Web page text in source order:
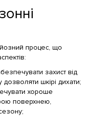
процес, що
захист від
дозволяти шкірі дихати;
хороше
поверхнею,